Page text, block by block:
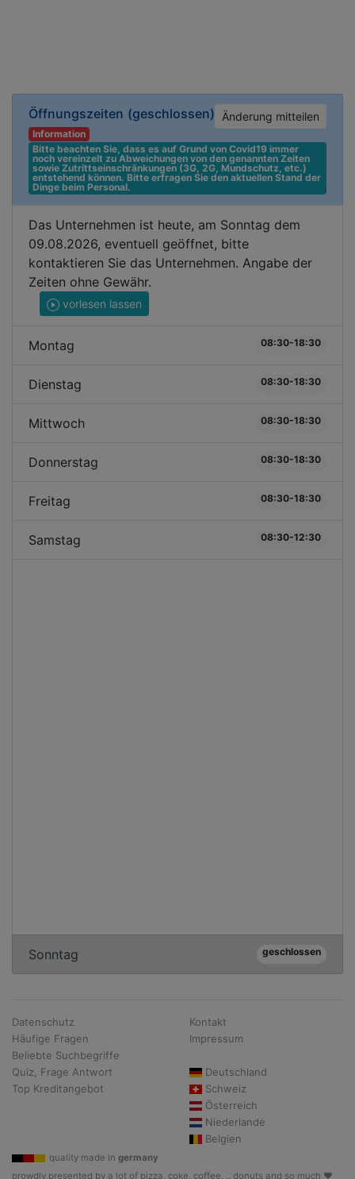
Öffnungszeiten (geschlossen) Änderung mitteilen
Information
Bitte beachten Sie, dass es auf Grund von Covid19 immer
noch vereinzelt zu Abweichungen von den genannten Zeiten
sowie Zutrittseinschränkungen (3G, 2G, Mundschutz, etc.)
entstehend können. Bitte erfragen Sie den aktuellen Stand der
Dinge beim Personal.
Das Unternehmen ist heute, am Sonntag dem
09.08.2026, eventuell geöffnet, bitte
kontaktieren Sie das Unternehmen. Angabe der
Zeiten ohne Gewähr.
vorlesen lassen
Montag 08:30-18:30
Dienstag 08:30-18:30
Mittwoch 08:30-18:30
Donnerstag 08:30-18:30
Freitag 08:30-18:30
Samstag 08:30-12:30
Sonntag geschlossen
Datenschutz
Häufige Fragen
Beliebte Suchbegriffe
Quiz, Frage Antwort
Top Kreditangebot
Kontakt
Impressum
Deutschland
Schweiz
Österreich
Niederlande
Belgien
quality made in germany
prowdly presented by a lot of pizza, coke, coffee, .. donuts and so much ♥